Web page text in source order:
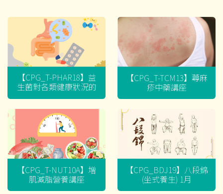
【CPG_T-PHAR18】益
生菌對各類健康狀況的
迷思
【CPG_T-TCM13】蕁麻
疹中藥講座
【CPG_T-NUT10A】增
肌減脂營養講座
【CPG_BDJ19】八段錦
(坐式養生) 1月